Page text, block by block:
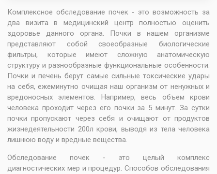
Комплексное обследование почек - это возможность за
два визита в медицинский центр полностью оценить
здоровье данного органа. Почки в нашем организме
представляют собой своеобразные биологические
фильтры, которые имеют сложную анатомическую
структуру и разнообразные функциональные особенности.
Почки и печень берут самые сильные токсические удары
на себя, ежеминутно очищая наш организм от ненужных и
вредоносных элементов. Например, весь объем крови
человека проходит через его почки за 5 минут. За сутки
почки пропускают через себя и очищают от продуктов
жизнедеятельности 200л крови, выводя из тела человека
лишнюю воду и вредные вещества.
Обследование почек - это целый комплекс
диагностических мер и процедур. Способов обследования